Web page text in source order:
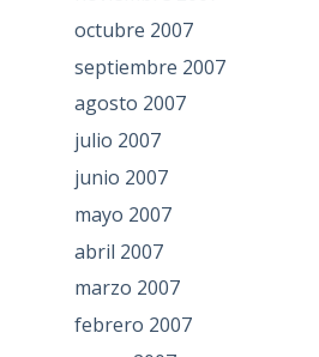
octubre 2007
septiembre 2007
agosto 2007
julio 2007
junio 2007
mayo 2007
abril 2007
marzo 2007
febrero 2007